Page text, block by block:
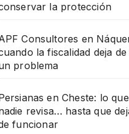
la protección
Consultores en
la fiscalidad deja
problema
en Cheste: lo que
revisa… hasta que
funcionar